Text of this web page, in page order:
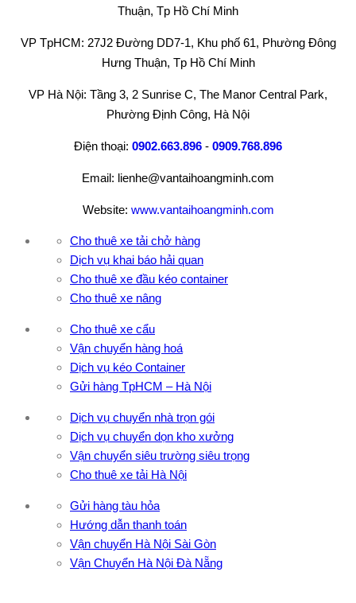
Thuận, Tp Hồ Chí Minh
VP TpHCM: 27J2 Đường DD7-1, Khu phố 61, Phường Đông
Hưng Thuận, Tp Hồ Chí Minh
VP Hà Nội: Tầng 3, 2 Sunrise C, The Manor Central Park,
Phường Định Công, Hà Nội
Điện thoại: 0902.663.896 - 0909.768.896
Email: lienhe@vantaihoangminh.com
Website: www.vantaihoangminh.com
Cho thuê xe tải chở hàng
Dịch vụ khai báo hải quan
Cho thuê xe đầu kéo container
Cho thuê xe nâng
Cho thuê xe cẩu
Vận chuyển hàng hoá
Dịch vụ kéo Container
Gửi hàng TpHCM – Hà Nội
Dịch vụ chuyển nhà trọn gói
Dịch vụ chuyển dọn kho xưởng
Vận chuyển siêu trường siêu trọng
Cho thuê xe tải Hà Nội
Gửi hàng tàu hỏa
Hướng dẫn thanh toán
Vận chuyển Hà Nội Sài Gòn
Vận Chuyển Hà Nội Đà Nẵng